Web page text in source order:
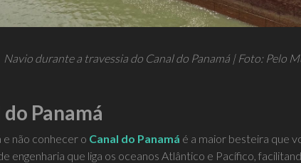
Navio durante a travessia do Canal do Panamá | Foto: Pelo
Panamá
e não conhecer o Canal do Panamá é a maior besteira que
engenharia que liga os oceanos Atlântico e Pacífico,